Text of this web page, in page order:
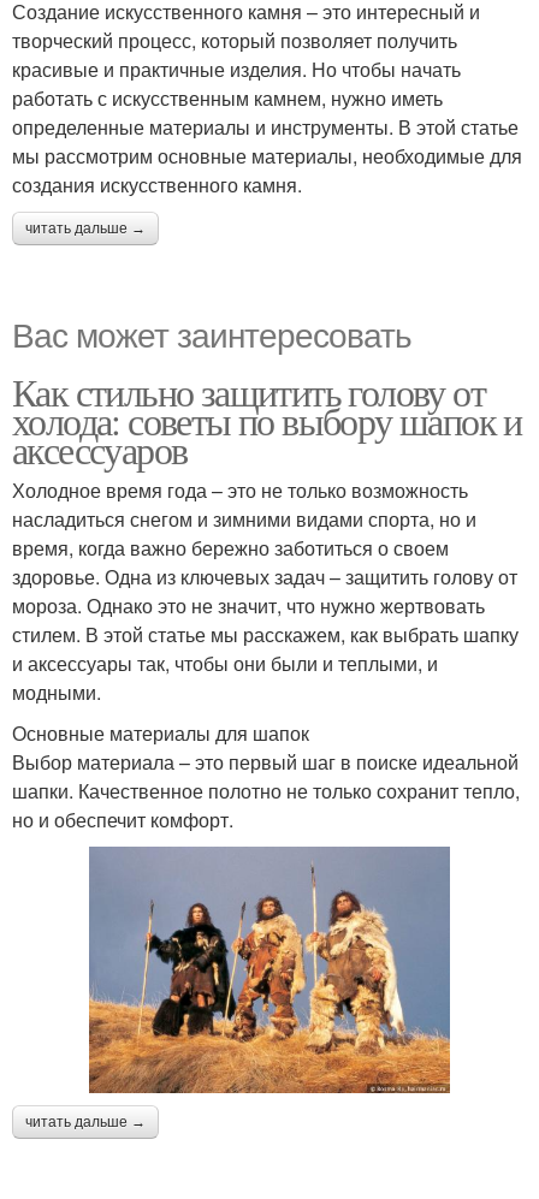
Создание искусственного камня – это интересный и
творческий процесс, который позволяет получить
красивые и практичные изделия. Но чтобы начать
работать с искусственным камнем, нужно иметь
определенные материалы и инструменты. В этой статье
мы рассмотрим основные материалы, необходимые для
создания искусственного камня.
читать дальше →
Вас может заинтересовать
Как стильно защитить голову от
холода: советы по выбору шапок и
аксессуаров
Холодное время года – это не только возможность
насладиться снегом и зимними видами спорта, но и
время, когда важно бережно заботиться о своем
здоровье. Одна из ключевых задач – защитить голову от
мороза. Однако это не значит, что нужно жертвовать
стилем. В этой статье мы расскажем, как выбрать шапку
и аксессуары так, чтобы они были и теплыми, и
модными.
Основные материалы для шапок
Выбор материала – это первый шаг в поиске идеальной
шапки. Качественное полотно не только сохранит тепло,
но и обеспечит комфорт.
читать дальше →